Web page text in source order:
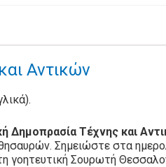
Αντικών
Δημοπρασία Τέχνης και
Σημειώστε στα
γοητευτική Σουρωτή